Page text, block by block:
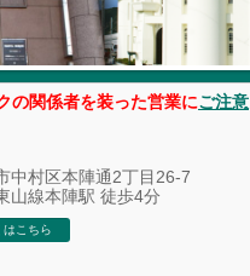
の関係者を装った営業にご注意
中村区本陣通2丁目26-7
山線本陣駅 徒歩4分
はこちら